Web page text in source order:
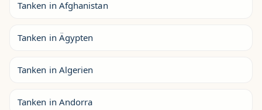
Tanken in Afghanistan
Tanken in Ägypten
Tanken in Algerien
Tanken in Andorra